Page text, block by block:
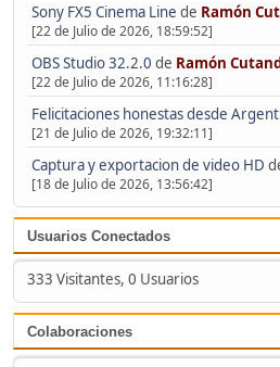
Sony FX5 Cinema Line de Ramón
[22 de Julio de 2026, 18:59:52]
OBS Studio 32.2.0 de Ramón
[22 de Julio de 2026, 11:16:28]
Felicitaciones honestas desde
[21 de Julio de 2026, 19:32:11]
Captura y exportacion de video HD
[18 de Julio de 2026, 13:56:42]
Usuarios Conectados
333 Visitantes, 0 Usuarios
Colaboraciones